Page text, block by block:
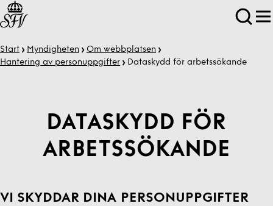
Start Myndigheten
Om webbplatsen
Hantering av person­uppgifter
Dataskydd för arbets­sökande
DATASKYDD FÖR
ARBETS­SÖKANDE
VI SKYDDAR DINA PERSONUPPGIFTER